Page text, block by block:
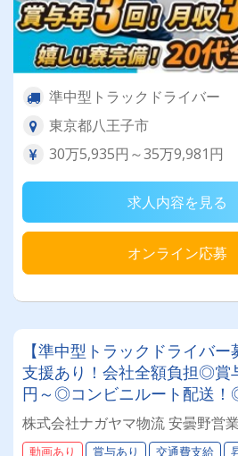
準中型トラックドライバー
東京都八王子市
30万5,935円～35万9,981円
求人内容を見る
オンライン応募
【準中型トラックドライバ
支援あり！会社全額負担◎
円～◎コンビニルート配送！
軽々！◎全車AT車★安定して
あなたらしく働ける環境です
株式会社ナガヤマ物流 安曇野営
動画あり 賞与あり 交通費支給